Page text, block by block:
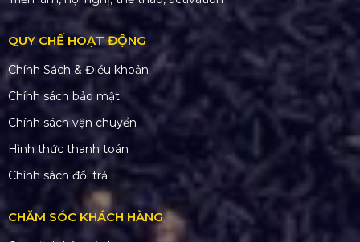
QUY CHẾ HOẠT ĐỘNG
Chính Sách & Điều khoản
Chính sách bảo mật
Chính sách vận chuyển
Hình thức thanh toán
Chính sách đổi trả
CHĂM SÓC KHÁCH HÀNG